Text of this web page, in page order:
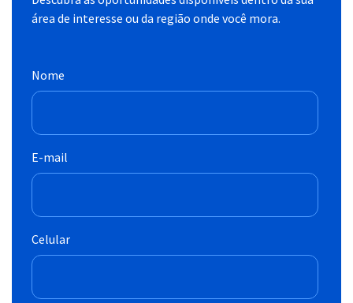
área de interesse ou da região onde você mora.
Nome
E-mail
Celular